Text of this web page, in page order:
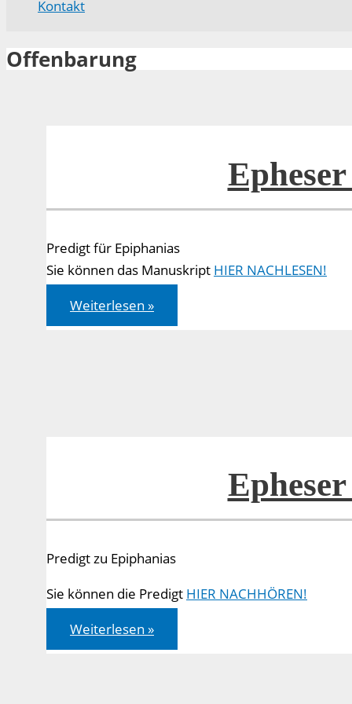
Kontakt
Offenbarung
Predigt für Epiphanias
Sie können das Manuskript HIER NACHLESEN!
Epheser
3,
1-
Weiterlesen »
Predigt zu Epiphanias
Sie können die Predigt HIER NACHHÖREN!
Epheser
3,
1-
Weiterlesen »